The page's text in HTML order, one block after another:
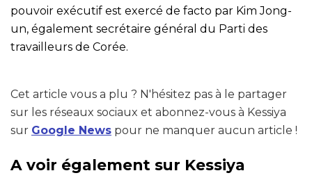
pouvoir exécutif est exercé de facto par Kim Jong-
un, également secrétaire général du Parti des
travailleurs de Corée.
Cet article vous a plu ? N'hésitez pas à le partager
sur les réseaux sociaux et abonnez-vous à Kessiya
sur Google News pour ne manquer aucun article !
A voir également sur Kessiya